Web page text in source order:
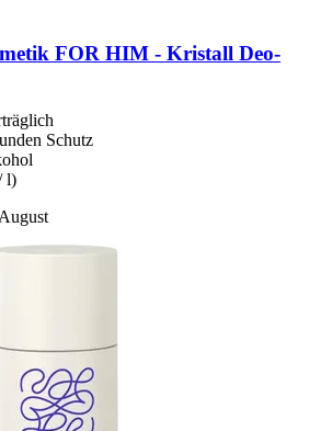
FOR HIM -​ Kristall Deo-​
Schutz
l)